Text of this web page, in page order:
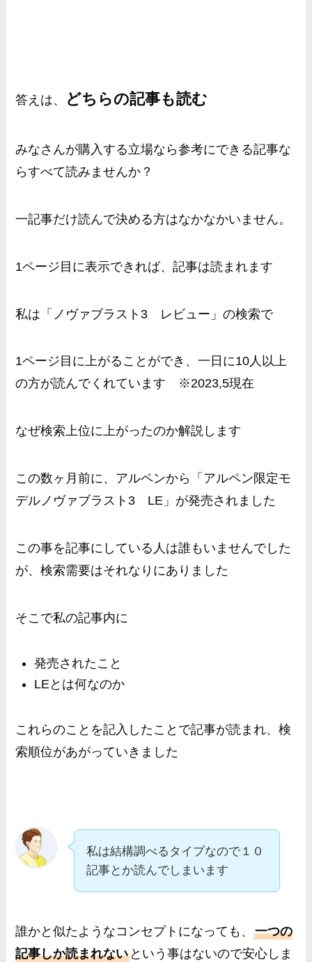
答えは、 どちらの記事も読む
みなさんが購入する立場なら参考にできる記事な
らすべて読みませんか？
一記事だけ読んで決める方はなかなかいません。
1ページ目に表示できれば、記事は読まれます
私は「ノヴァブラスト3 レビュー」の検索で
1ページ目に上がることができ、一日に10人以上
の方が読んでくれています ※2023,5現在
なぜ検索上位に上がったのか解説します
この数ヶ月前に、アルペンから「アルペン限定モ
デルノヴァブラスト3 LE」が発売されました
この事を記事にしている人は誰もいませんでした
が、検索需要はそれなりにありました
そこで私の記事内に
発売されたこと
LEとは何なのか
これらのことを記入したことで記事が読まれ、検
索順位があがっていきました
私は結構調べるタイプなので１０
記事とか読んでしまいます
誰かと似たようなコンセプトになっても、一つの
記事しか読まれない という事はないので安心しま